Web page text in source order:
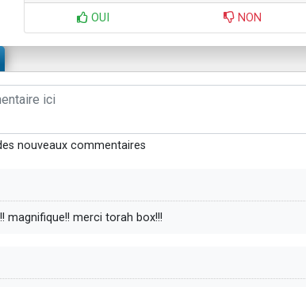
OUI NON
nouveaux commentaires
magnifique!! merci torah box!!!